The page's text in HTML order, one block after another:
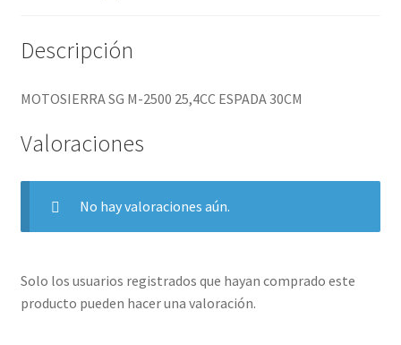
Descripción
MOTOSIERRA SG M-2500 25,4CC ESPADA 30CM
Valoraciones
No hay valoraciones aún.
Solo los usuarios registrados que hayan comprado este
producto pueden hacer una valoración.